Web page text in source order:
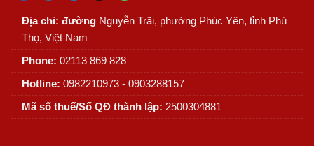
Địa chỉ: đường Nguyễn Trãi, phường Phúc Yên, tỉnh Phú
Thọ, Việt Nam
Phone: 02113 869 828
Hotline: 0982210973 - 0903288157
Mã số thuế/Số QĐ thành lập: 2500304881